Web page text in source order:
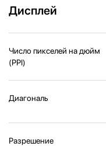
Дисплей
Число пикселей на дюйм
(PPI)
Диагональ
Разрешение